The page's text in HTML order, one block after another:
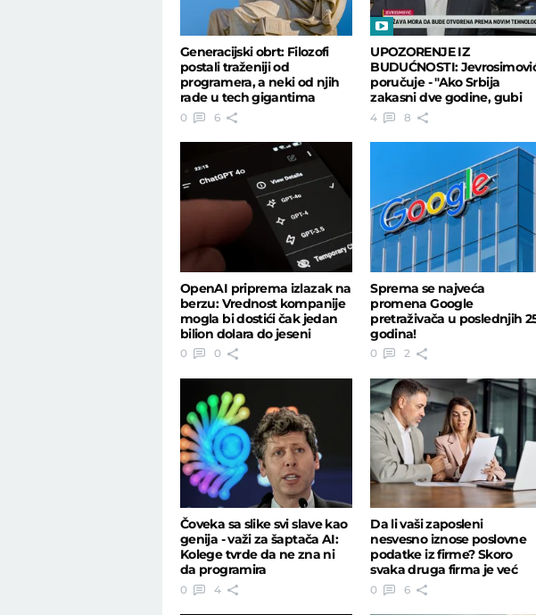
Generacijski obrt: Filozofi
postali traženiji od
programera, a neki od njih
rade u tech gigantima
0 6
UPOZORENJE IZ
BUDUĆNOSTI:
poručuje - "Ako Srbija
zakasni dve godine, gubi
trku za AI eru!“
4 8
OpenAI priprema izlazak na
berzu: Vrednost kompanije
mogla bi dostići čak jedan
bilion dolara do jeseni
0 0
Sprema se najveća
promena Google
pretraživača u poslednjih
godina!
0 2
Čoveka sa slike svi slave kao
genija - važi za šaptača AI:
Kolege tvrde da ne zna ni
da programira
0 4
Da li vaši zaposleni
nesvesno iznose poslovne
podatke iz firme? Skoro
svaka druga firma je već
pogrešila
0 6